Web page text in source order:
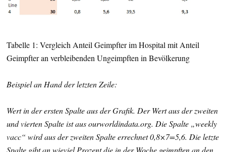
Tabelle 1: Vergleich Anteil Geimpfter im Hospital mit Anteil
Geimpfter an verbleibenden Ungeimpften in Bevölkerung
Beispiel an Hand der letzten Zeile:
Wert in der ersten Spalte aus der Grafik. Der Wert aus der zweiten
und vierten Spalte ist aus ourworldindata.org. Die Spalte „weekly
vacc“ wird aus der zweiten Spalte errechnet 0,8×7=5,6. Die letzte
Spalte gibt an wieviel Prozent die in der Woche geimpften an den